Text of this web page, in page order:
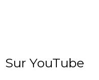
Sur YouTube